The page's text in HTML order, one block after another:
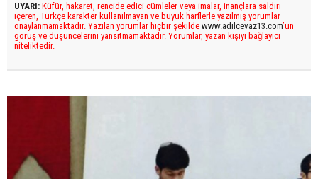
UYARI: Küfür, hakaret, rencide edici cümleler veya imalar, inançlara saldırı
içeren, Türkçe karakter kullanılmayan ve büyük harflerle yazılmış yorumlar
onaylanmamaktadır. Yazılan yorumlar hiçbir şekilde www.adilcevaz13.com’un
görüş ve düşüncelerini yansıtmamaktadır. Yorumlar, yazan kişiyi bağlayıcı
niteliktedir.